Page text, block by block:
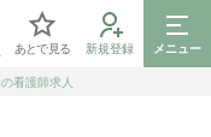
あとで見る 新規登録
メニュー
看護師求人